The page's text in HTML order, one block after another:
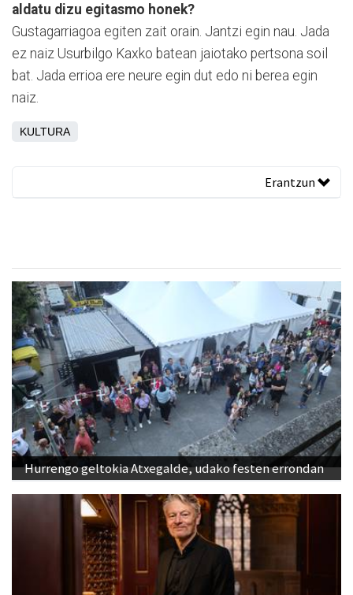
aldatu dizu egitasmo honek?
Gustagarriagoa egiten zait orain. Jantzi egin nau. Jada
ez naiz Usurbilgo Kaxko batean jaiotako pertsona soil
bat. Jada errioa ere neure egin dut edo ni berea egin
naiz.
KULTURA
Erantzun
Hurrengo geltokia Atxegalde, udako festen errondan